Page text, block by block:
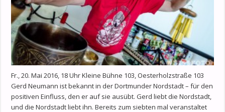
Fr., 20. Mai 2016, 18 Uhr Kleine Bühne 103, Oesterholzstraße 103
Gerd Neumann ist bekannt in der Dortmunder Nordstadt – für den
positiven Einfluss, den er auf sie ausübt. Gerd liebt die Nordstadt,
und die Nordstadt liebt ihn. Bereits zum siebten mal veranstaltet